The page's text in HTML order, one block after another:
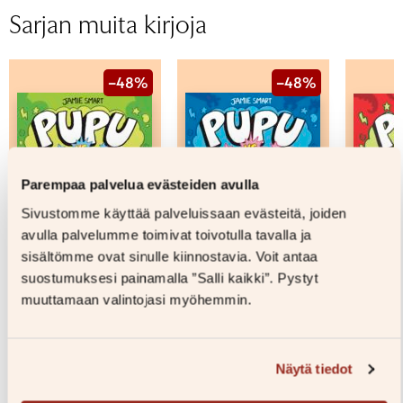
Parempaa palvelua evästeiden avulla
Sivustomme käyttää palveluissaan evästeitä, joiden
avulla palvelumme toimivat toivotulla tavalla ja
sisältömme ovat sinulle kiinnostavia. Voit antaa
suostumuksesi painamalla ”Salli kaikki”. Pystyt
muuttamaan valintojasi myöhemmin.
Näytä tiedot
Äänen kesto
Jamie Smart
Sarjan muita kirjoja
–48% –48%
Pupu vs Apina. Osa 2
Pupu